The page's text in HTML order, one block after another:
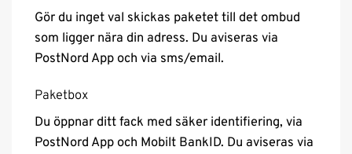
Gör du inget val skickas paketet till det ombud
som ligger nära din adress. Du aviseras via
PostNord App och via sms/email.
Paketbox
Du öppnar ditt fack med säker identifiering, via
PostNord App och Mobilt BankID. Du aviseras via